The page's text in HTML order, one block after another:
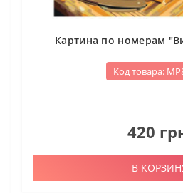
Картина по номерам
Код товара:
420
В